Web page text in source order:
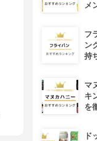
メ
フ
ン
持
マ
キ
を
ド